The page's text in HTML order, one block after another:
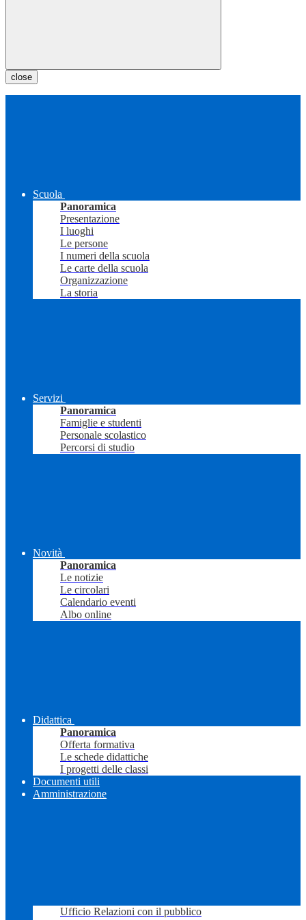
close
Scuola
Panoramica
Presentazione
I luoghi
Le persone
I numeri della scuola
Le carte della scuola
Organizzazione
La storia
Servizi
Panoramica
Famiglie e studenti
Personale scolastico
Percorsi di studio
Novità
Panoramica
Le notizie
Le circolari
Calendario eventi
Albo online
Didattica
Panoramica
Offerta formativa
Le schede didattiche
I progetti delle classi
Documenti utili
Amministrazione
Ufficio Relazioni con il pubblico